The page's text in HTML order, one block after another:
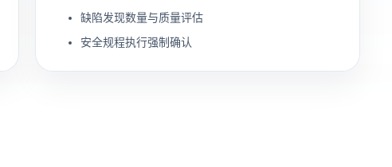
缺陷发现数量与质量评估
安全规程执行强制确认